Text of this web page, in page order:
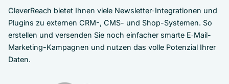
CleverReach bietet Ihnen viele Newsletter-Integrationen und
Plugins zu externen CRM-, CMS- und Shop-Systemen. So
erstellen und versenden Sie noch einfacher smarte E‑Mail-
Marketing-Kampagnen und nutzen das volle Potenzial Ihrer
Daten.